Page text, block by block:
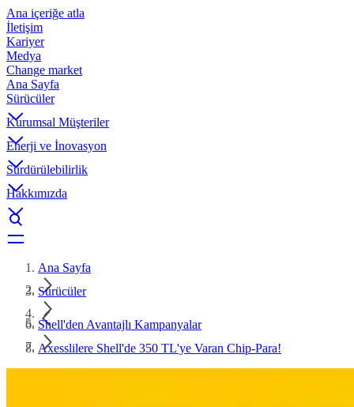
Ana içeriğe atla
İletişim
Kariyer
Medya
Change market
Ana Sayfa
Sürücüler
Kurumsal Müşteriler
Enerji ve İnovasyon
Sürdürülebilirlik
Hakkımızda
Ana Sayfa
Sürücüler
Shell'den Avantajlı Kampanyalar
Axesslilere Shell'de 350 TL'ye Varan Chip-Para!